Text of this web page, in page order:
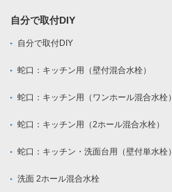
自分で取付DIY
自分で取付DIY
蛇口：キッチン用（壁付混合水栓）
蛇口：キッチン用（ワンホール混合水栓）
蛇口：キッチン用（2ホール混合水栓）
蛇口：キッチン・洗面台用（壁付単水栓）
洗面 2ホール混合水栓